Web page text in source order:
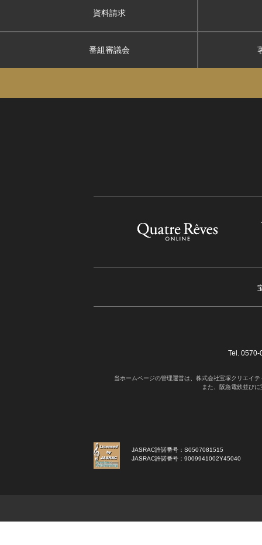
資料請求
番組審議会
Tel.
当ホームページの管理運営は、株式会社宝塚クリエイ
また、阪急電鉄並び
JASRAC許諾番号：S0507081515
JASRAC許諾番号：9009941002Y45040